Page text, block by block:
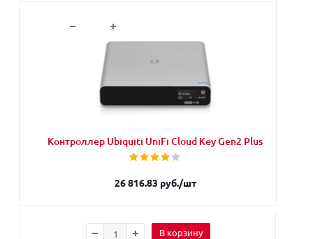
Контроллер Ubiquiti UniFi Cloud Key Gen2 Plus
26 816.83 руб./шт
В корзину